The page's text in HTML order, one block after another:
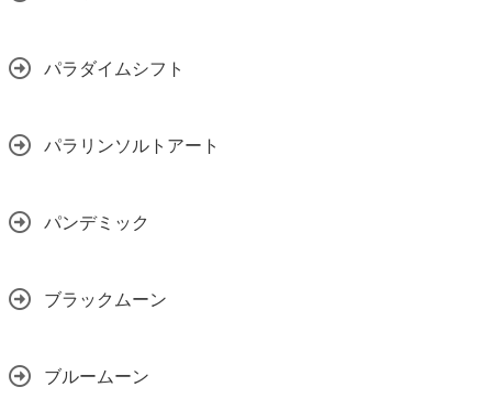
パラダイムシフト
パラリンソルトアート
パンデミック
ブラックムーン
ブルームーン